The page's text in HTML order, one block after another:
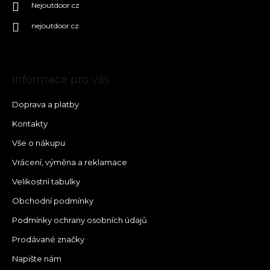
Nejoutdoor.cz
nejoutdoor.cz
Informace pro vás
Doprava a platby
Kontakty
Vše o nákupu
Vrácení, výměna a reklamace
Velikostní tabulky
Obchodní podmínky
Podmínky ochrany osobních údajů
Prodávané značky
Napište nám